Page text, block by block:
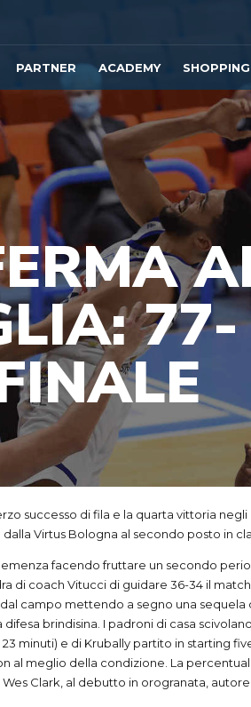
PARTNER ACADEMY SHOPPING
77-
successo di fila e la quarta vittoria
Virtus Bologna al secondo posto in
facendo fruttare un secondo
di coach Vitucci di guidare 36-34 il
campo mettendo a segno una
brindisina. I padroni di casa
e di Krubally partito in starting
meglio della condizione. La
Clark, al debutto in orogranata,